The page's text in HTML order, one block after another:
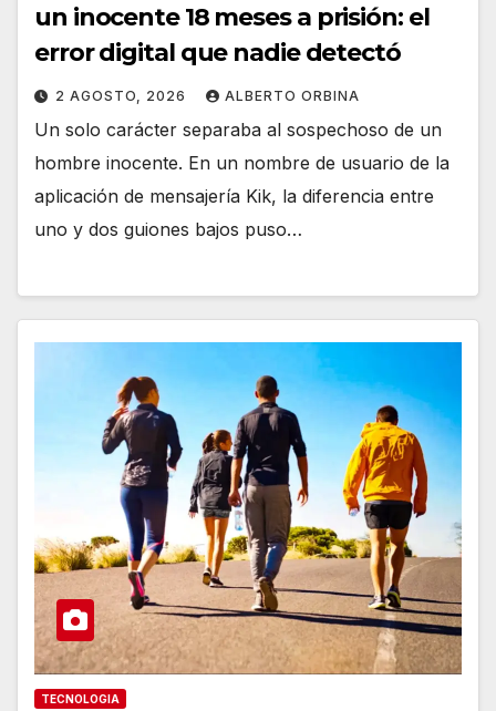
un inocente 18 meses a prisión: el
error digital que nadie detectó
2 AGOSTO, 2026 ALBERTO ORBINA
Un solo carácter separaba al sospechoso de un
hombre inocente. En un nombre de usuario de la
aplicación de mensajería Kik, la diferencia entre
uno y dos guiones bajos puso…
TECNOLOGIA